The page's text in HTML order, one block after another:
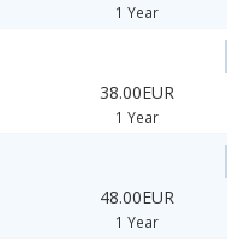
1 Year
38.00EUR
1 Year
48.00EUR
1 Year